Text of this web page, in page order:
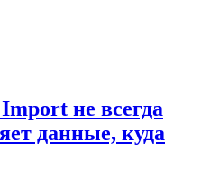
не всегда
данные, куда